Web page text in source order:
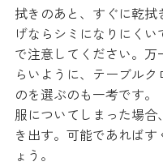
拭きのあと、すぐに乾
げならシミになりにく
で注意してください。
らいように、テーブル
のを選ぶのも一考です。
服についてしまった場
き出す。可能であれば
ょう。